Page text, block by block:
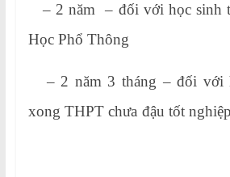
– 2 năm – đối với học sinh
Học Phổ Thông
– 2 năm 3 tháng – đối với
xong THPT chưa đậu